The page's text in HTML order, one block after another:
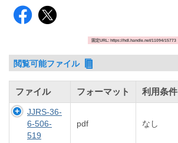
固定URL: https://hdl.handle.net/11094/15773
閲覧可能ファイル
ファイル フォーマット 利用条件
JJRS-36-
6-506-
519
pdf なし